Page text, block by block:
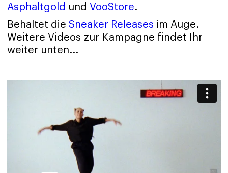
Asphaltgold und VooStore.
Behaltet die Sneaker Releases im Auge.
Weitere Videos zur Kampagne findet Ihr
weiter unten...